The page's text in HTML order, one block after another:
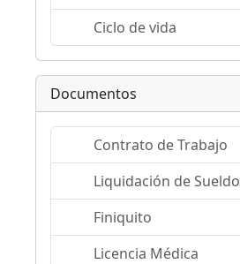
Ciclo de vida
Documentos
Contrato de Trabajo
Liquidación de Sueldo
Finiquito
Licencia Médica